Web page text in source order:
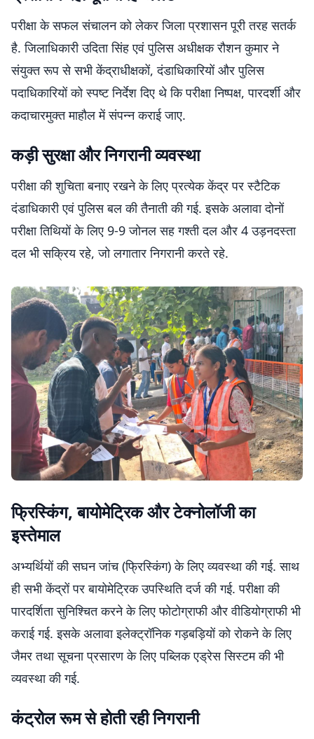
परीक्षा के सफल संचालन को लेकर जिला प्रशासन पूरी तरह सतर्क
है. जिलाधिकारी उदिता सिंह एवं पुलिस अधीक्षक रौशन कुमार ने
संयुक्त रूप से सभी केंद्राधीक्षकों, दंडाधिकारियों और पुलिस
पदाधिकारियों को स्पष्ट निर्देश दिए थे कि परीक्षा निष्पक्ष, पारदर्शी और
कदाचारमुक्त माहौल में संपन्न कराई जाए.
कड़ी सुरक्षा और निगरानी व्यवस्था
परीक्षा की शुचिता बनाए रखने के लिए प्रत्येक केंद्र पर स्टैटिक
दंडाधिकारी एवं पुलिस बल की तैनाती की गई. इसके अलावा दोनों
परीक्षा तिथियों के लिए 9-9 जोनल सह गश्ती दल और 4 उड़नदस्ता
दल भी सक्रिय रहे, जो लगातार निगरानी करते रहे.
फ्रिस्किंग, बायोमेट्रिक और टेक्नोलॉजी का
इस्तेमाल
अभ्यर्थियों की सघन जांच (फ्रिस्किंग) के लिए व्यवस्था की गई. साथ
ही सभी केंद्रों पर बायोमेट्रिक उपस्थिति दर्ज की गई. परीक्षा की
पारदर्शिता सुनिश्चित करने के लिए फोटोग्राफी और वीडियोग्राफी भी
कराई गई. इसके अलावा इलेक्ट्रॉनिक गड़बड़ियों को रोकने के लिए
जैमर तथा सूचना प्रसारण के लिए पब्लिक एड्रेस सिस्टम की भी
व्यवस्था की गई.
कंट्रोल रूम से होती रही निगरानी